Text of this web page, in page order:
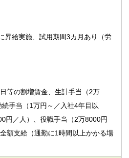
昇給実施、試用期間3カ月あり（労
等の割増賃金、生計手当（2万
手当（1万円～／入社4年目以
円／人）、役職手当（2万8000円
額支給（通勤に1時間以上かかる場